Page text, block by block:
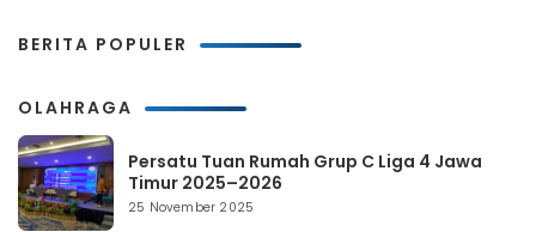
BERITA POPULER
OLAHRAGA
Persatu Tuan Rumah Grup C Liga 4 Jawa
Timur 2025–2026
25 November 2025